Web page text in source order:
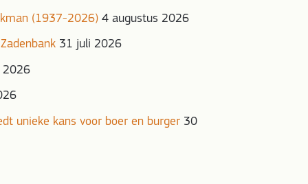
(1937-2026) 4 augustus 2026
31 juli 2026
2026
unieke kans voor boer en burger 30